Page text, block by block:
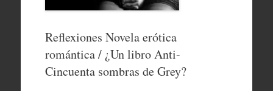
Reflexiones Novela erótica
romántica / ¿Un libro Anti-
Cincuenta sombras de Grey?